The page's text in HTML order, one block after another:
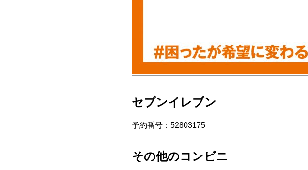
セブンイレブン
予約番号：52803175
その他のコンビニ